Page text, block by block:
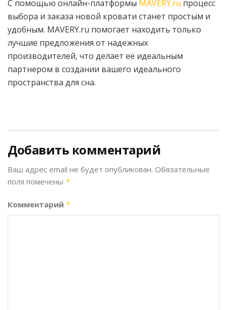
С помощью онлайн-платформы MAVERY.ru процесс
выбора и заказа новой кровати станет простым и
удобным. MAVERY.ru помогает находить только
лучшие предложения от надежных
производителей, что делает ее идеальным
партнером в создании вашего идеального
пространства для сна.
Добавить комментарий
Ваш адрес email не будет опубликован. Обязательные
поля помечены *
Комментарий *